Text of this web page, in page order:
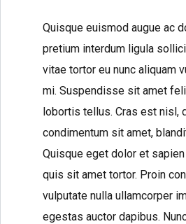
Quisque euismod augue ac
pretium interdum ligula
vitae tortor eu nunc aliquam
mi. Suspendisse sit amet
lobortis tellus. Cras est nisl,
condimentum sit amet,
Quisque eget dolor et
quis sit amet tortor. Proin
vulputate nulla ullamcorper
egestas auctor dapibus.